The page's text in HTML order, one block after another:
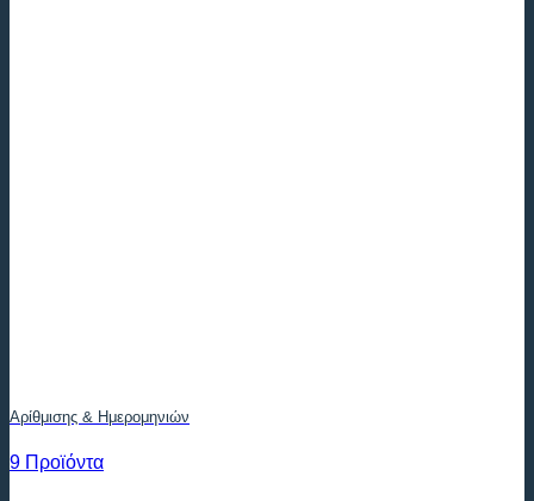
Αρίθμισης & Ημερομηνιών
9 Προϊόντα